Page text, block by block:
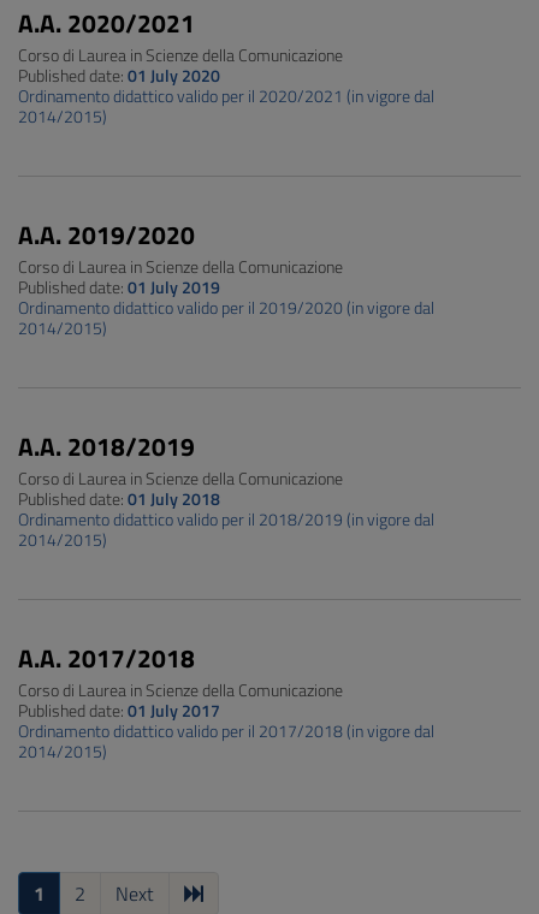
A.A. 2020/2021
Corso di Laurea in Scienze della Comunicazione
Published date:01 July 2020
Ordinamento didattico valido per il 2020/2021 (in vigore dal
2014/2015)
A.A. 2019/2020
Corso di Laurea in Scienze della Comunicazione
Published date:01 July 2019
Ordinamento didattico valido per il 2019/2020 (in vigore dal
2014/2015)
A.A. 2018/2019
Corso di Laurea in Scienze della Comunicazione
Published date:01 July 2018
Ordinamento didattico valido per il 2018/2019 (in vigore dal
2014/2015)
A.A. 2017/2018
Corso di Laurea in Scienze della Comunicazione
Published date:01 July 2017
Ordinamento didattico valido per il 2017/2018 (in vigore dal
2014/2015)
1 2 Next